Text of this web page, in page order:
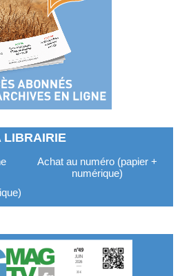
LIBRAIRIE
Achat au numéro (papier +
numérique)